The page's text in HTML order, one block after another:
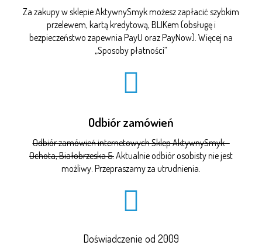
Za zakupy w sklepie AktywnySmyk możesz zapłacić szybkim
przelewem, kartą kredytową, BLIKem (obsługę i
bezpieczeństwo zapewnia PayU oraz PayNow). Więcej na
„Sposoby płatności”
Odbiór zamówień
Odbiór zamówień internetowych Sklep AktywnySmyk -
Ochota, Białobrzeska 5.Aktualnie odbiór osobisty nie jest
możliwy. Przepraszamy za utrudnienia.
Doświadczenie od 2009